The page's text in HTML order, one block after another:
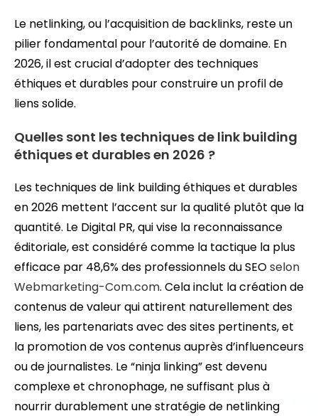
Le netlinking, ou l’acquisition de backlinks, reste un
pilier fondamental pour l’autorité de domaine. En
2026, il est crucial d’adopter des techniques
éthiques et durables pour construire un profil de
liens solide.
Quelles sont les techniques de link building
éthiques et durables en 2026 ?
Les techniques de link building éthiques et durables
en 2026 mettent l’accent sur la qualité plutôt que la
quantité. Le Digital PR, qui vise la reconnaissance
éditoriale, est considéré comme la tactique la plus
efficace par 48,6% des professionnels du SEOselon
Webmarketing-Com.com. Cela inclut la création de
contenus de valeur qui attirent naturellement des
liens, les partenariats avec des sites pertinents, et
la promotion de vos contenus auprès d’influenceurs
ou de journalistes. Le “ninja linking” est devenu
complexe et chronophage, ne suffisant plus à
nourrir durablement une stratégie de netlinking